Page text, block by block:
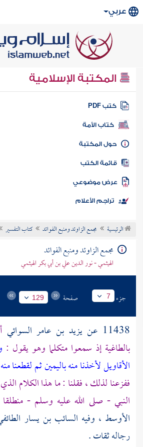
عربي
المكتبة الإسلامية
كتب PDF
كتاب الأمة
المكتبة
الكتب
موضوعي
تراجم الأعلام
الرئيسية مجمع الزاوئد ومنبع الفوائد كتاب التفسير
مجمع الزاوئد ومنبع الفوائد
الهيثمي - نور الدين علي بن أبي بكر الهيثمي
جزء 7 صفحة 129
11438 عن يزيد بن عامر السوائي
بالطاغية إذ سمعوا متكلما وهو يقول :
الأقاويللأخذنا منه باليمينثم لقطعنا
ففزعنا لذلك ، فقلنا : ما هذا الكلام
النبي - صلى الله عليه وسلم - منطلقا
الأوسط ، وفيه السائب بن يسار
رجاله ثقات .